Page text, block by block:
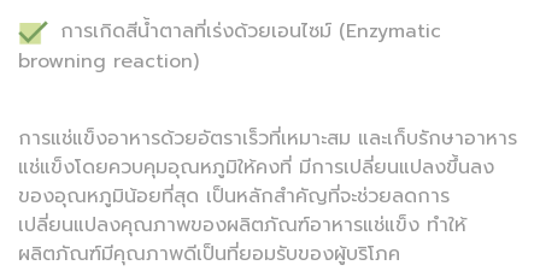
การเกิดสีน้ำตาลที่เร่งด้วยเอนไซม์ (Enzymatic
browning reaction)
การแช่แข็งอาหารด้วยอัตราเร็วที่เหมาะสม และเก็บรักษาอาหาร
แช่แข็งโดยควบคุมอุณหภูมิให้คงที่ มีการเปลี่ยนแปลงขึ้นลง
ของอุณหภูมิน้อยที่สุด เป็นหลักสำคัญที่จะช่วยลดการ
เปลี่ยนแปลงคุณภาพของผลิตภัณฑ์อาหารแช่แข็ง ทำให้
ผลิตภัณฑ์มีคุณภาพดีเป็นที่ยอมรับของผู้บริโภค